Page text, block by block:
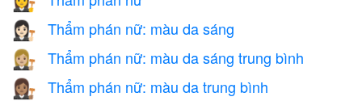
👩🏻‍⚖️ Thẩm phán nữ: màu da sáng
👩🏼‍⚖️ Thẩm phán nữ: màu da sáng trung bình
👩🏽‍⚖️ Thẩm phán nữ: màu da trung bình